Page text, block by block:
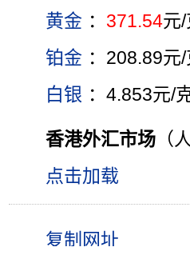
黄金 ： 371.54元/
铂金 ：208.89元/
白银 ：4.853元/
香港外汇市场 （
点击加载